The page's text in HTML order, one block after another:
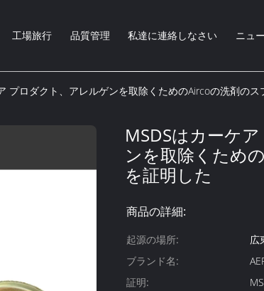
工場旅行 品質管理 私達に連絡しなさい ニュ
プロダクト、アレルゲンを取除くためのAircoの洗剤のス
MSDSはカーケ
ンを取除くため
を証明した
商品の詳細:
起源の場所:
広
ブランド名:
証明: